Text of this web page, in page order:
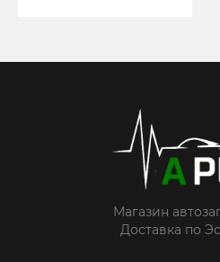
Магазин
Доставка по